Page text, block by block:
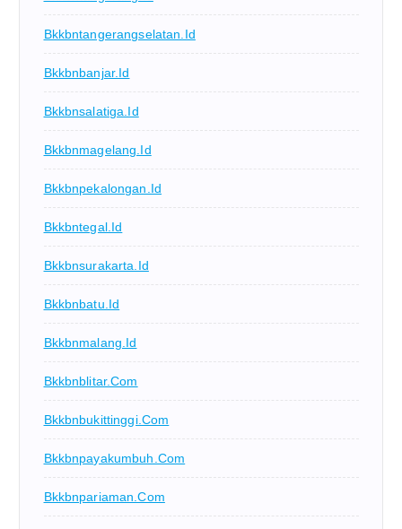
Bkkbntangerangselatan.id
Bkkbnbanjar.id
Bkkbnsalatiga.id
Bkkbnmagelang.id
Bkkbnpekalongan.id
Bkkbntegal.id
Bkkbnsurakarta.id
Bkkbnbatu.id
Bkkbnmalang.id
Bkkbnblitar.com
Bkkbnbukittinggi.com
Bkkbnpayakumbuh.com
Bkkbnpariaman.com